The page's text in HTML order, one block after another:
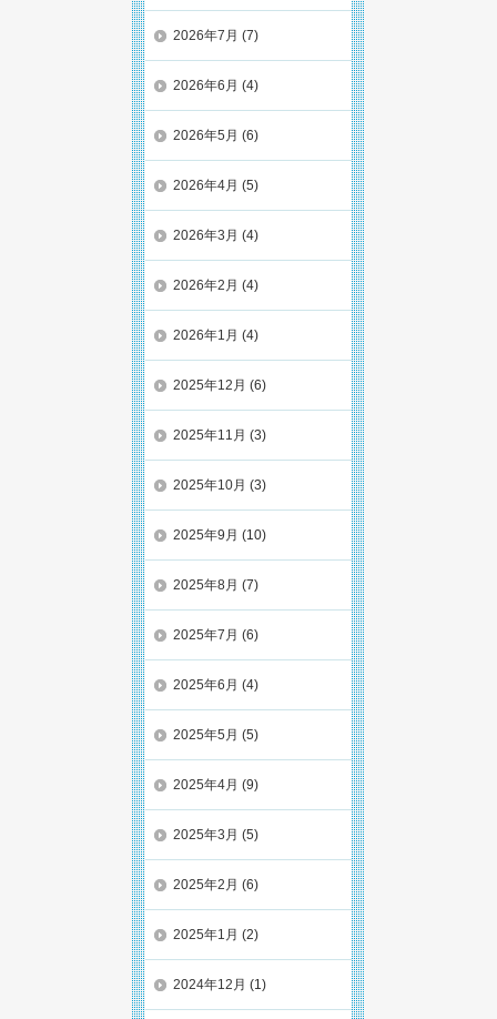
2026年7月 (7)
2026年6月 (4)
2026年5月 (6)
2026年4月 (5)
2026年3月 (4)
2026年2月 (4)
2026年1月 (4)
2025年12月 (6)
2025年11月 (3)
2025年10月 (3)
2025年9月 (10)
2025年8月 (7)
2025年7月 (6)
2025年6月 (4)
2025年5月 (5)
2025年4月 (9)
2025年3月 (5)
2025年2月 (6)
2025年1月 (2)
2024年12月 (1)